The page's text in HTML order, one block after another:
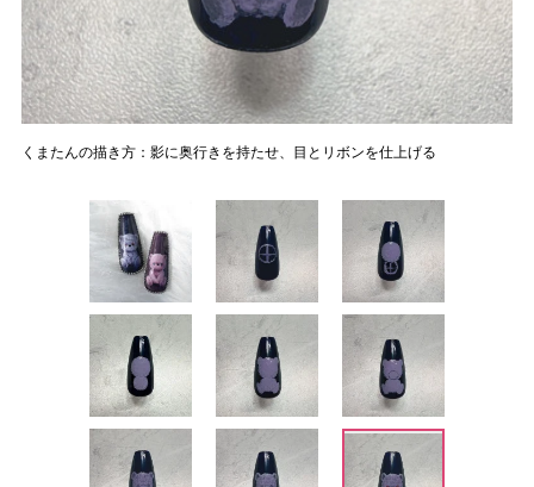
くまたんの描き方：影に奥行きを持たせ、目とリボンを仕上げる